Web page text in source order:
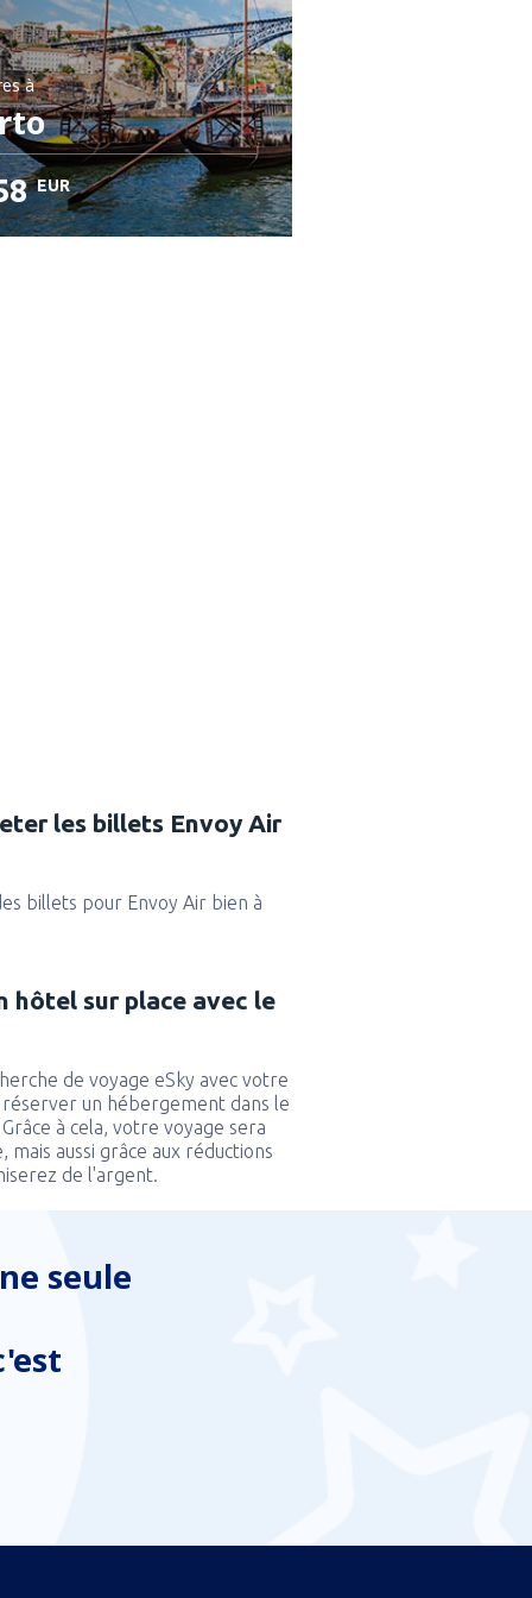
à
EUR
les billets Envoy Air
billets pour Envoy Air bien à
hôtel sur place avec le
de voyage eSky avec votre
un hébergement dans le
à cela, votre voyage sera
aussi grâce aux réductions
de l'argent.
seule